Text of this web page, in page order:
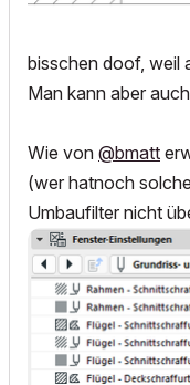
bisschen doof, weil
Man kann aber
Wie von @bmatt
(wer hatnoch
Umbaufilter nicht